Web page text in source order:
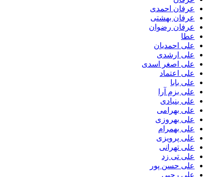
عرفان احمدی
عرفان بهشتی
عرفان رضوان
عطا
علی احمدیان
علی ارشدی
علی اصغر اسدی
علی اعتماد
علی بابا
علی بزم آرا
علی بنیادی
علی بهرامی
علی بهروزی
علی بهمرام
علی پرویزی
علی تهرانی
علی تی زد
علی حسن پور
علی رجبی